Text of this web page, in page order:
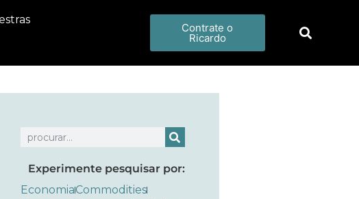
Contrate o
Ricardo
Experimente pesquisar por:
EconomiaCommodities